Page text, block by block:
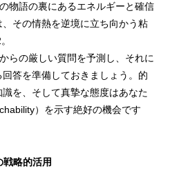
物語の裏にあるエネルギーと確信
その情熱を逆境に立ち向かう粘
らの厳しい質問を予測し、それに
答を準備しておきましょう。的
を、そして真摯な態度はあなた
）を示す絶好の機会です
略的活用